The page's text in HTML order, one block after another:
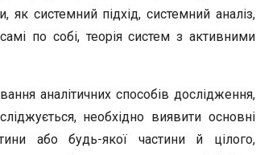
як системний підхід, системний аналіз,
по собі, теорія систем з активними
аналітичних способів дослідження,
необхідно виявити основні
або будь-якої частини й цілого,